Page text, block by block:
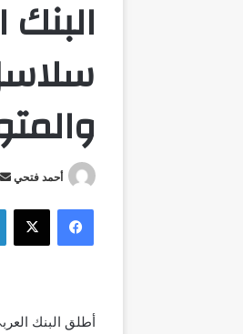
أحمد فتحي
فيسبوك ‫X
أطلق البنك